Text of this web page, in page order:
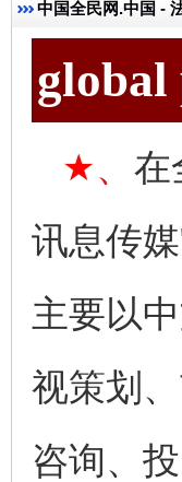
中国全民网.中国 -
global
★、 在
讯息传
主要以
视策划
咨询、